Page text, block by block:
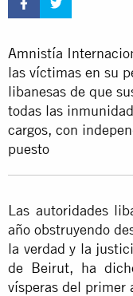
Amnistía
las víctimas en su
libanesas de que
todas las
cargos, con
puesto
Las autoridades
año obstruyendo
la verdad y la
de Beirut, ha
vísperas del primer